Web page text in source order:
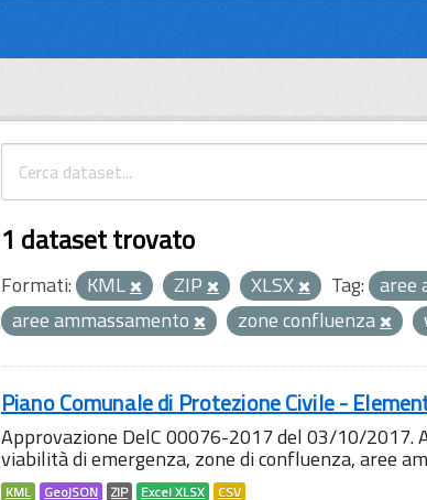
1 dataset trovato
Formati: KML ZIP XLSX Tag: aree
aree ammassamento
zone confluenza
Piano Comunale di Protezione Civile -
Approvazione DelC 00076-2017 del 03/10/2017.
viabilità di emergenza, zone di confluenza, aree
KML GeoJSON ZIP Excel XLSX CSV